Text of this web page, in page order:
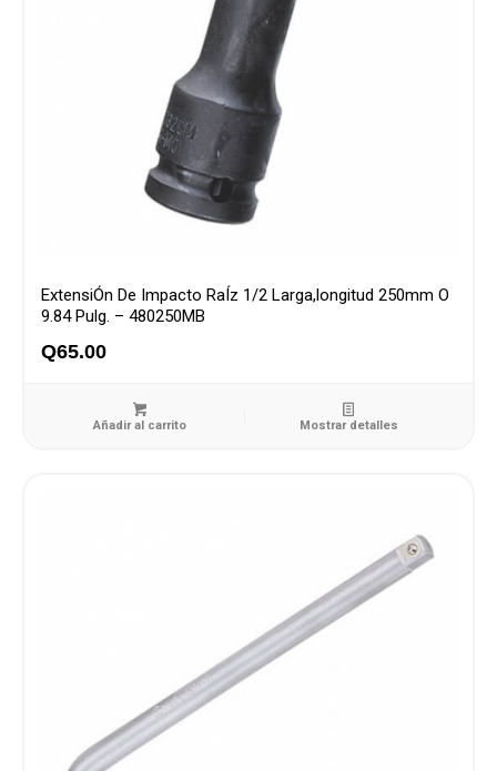
ExtensiÓn De Impacto RaÍz 1/2 Larga,longitud 250mm O
9.84 Pulg. – 480250MB
Q65.00
Añadir al carrito Mostrar detalles